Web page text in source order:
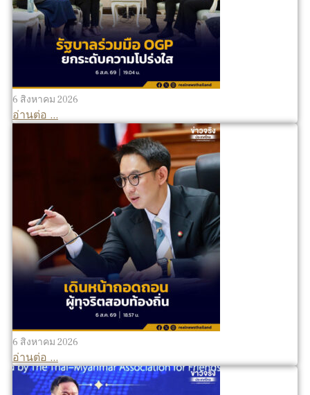
6 สิงหาคม 2026
อ่านต่อ ...
6 สิงหาคม 2026
อ่านต่อ ...